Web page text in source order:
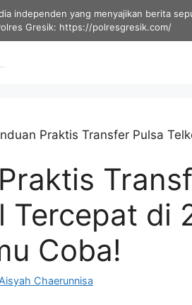
independen yang menyajikan berita
Gresik: https://polresgresik.com/
Praktis Transfer Pulsa
Tercepat di
Coba!
Aisyah Chaerunnisa